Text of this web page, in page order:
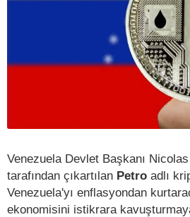
Venezuela Devlet Başkanı
tarafından çıkartılan Petro adlı
Venezuela'yı enflasyondan
ekonomisini istikrara